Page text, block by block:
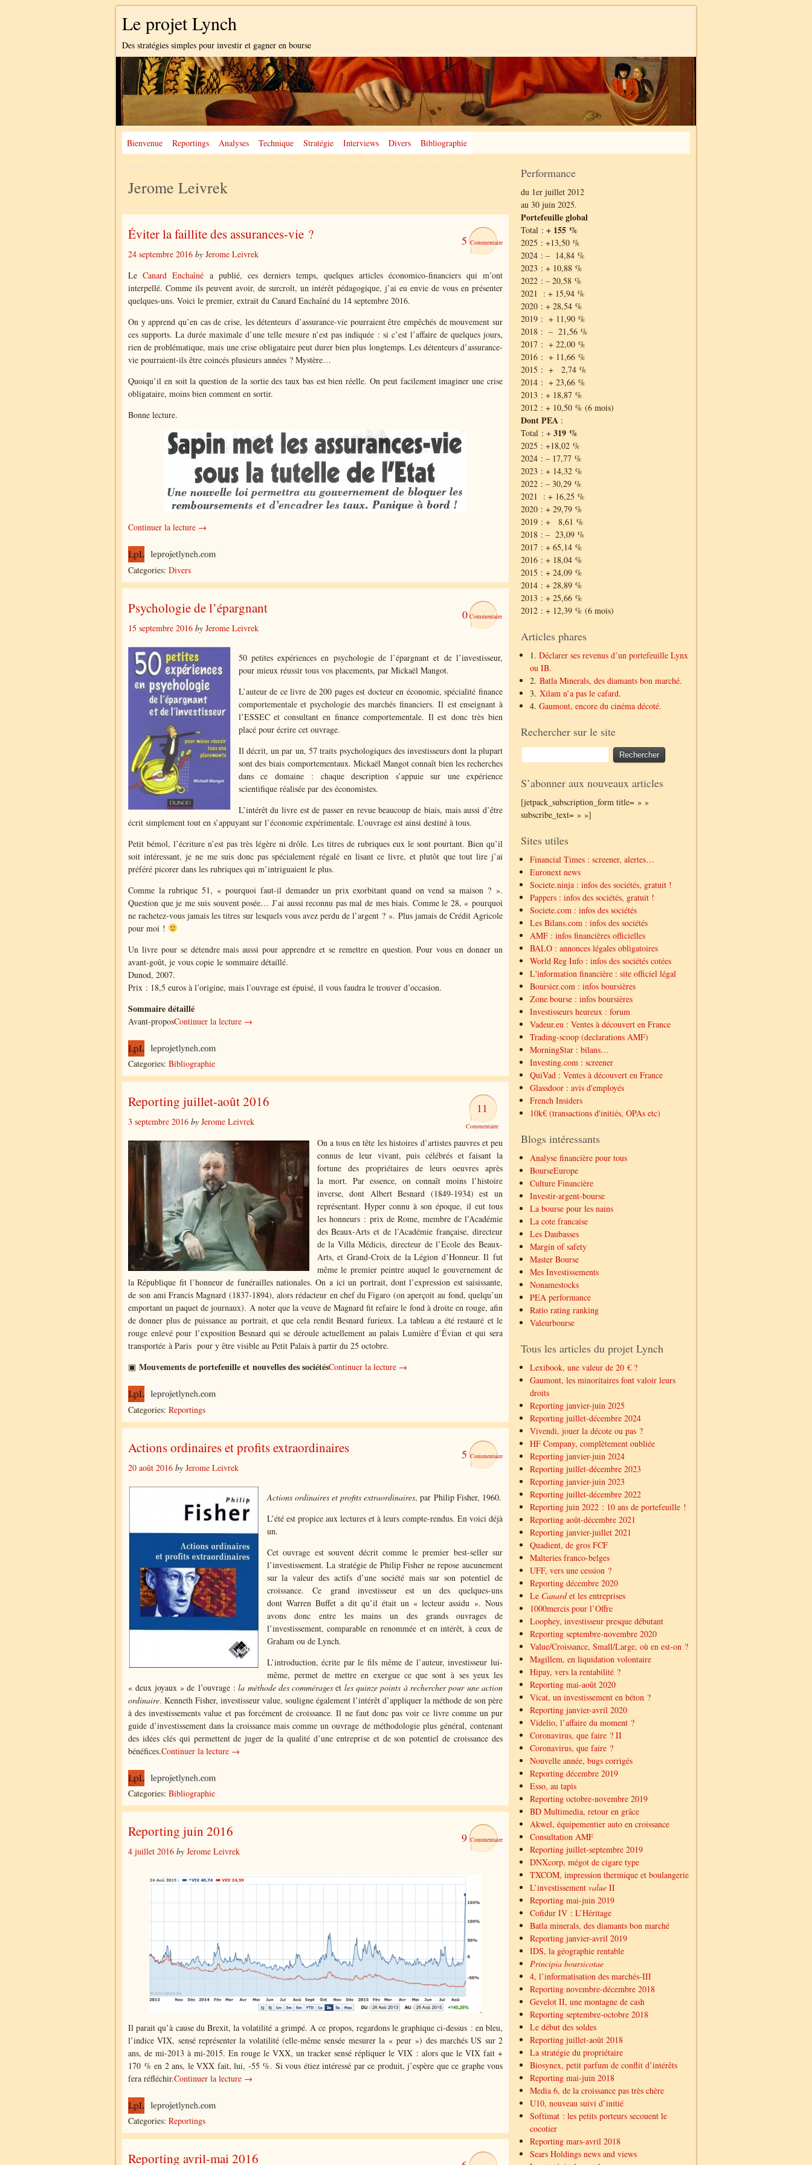
Le projet Lynch
Des stratégies simples pour investir et gagner en bourse
Bienvenue Reportings Analyses Technique Stratégie Interviews Divers Bibliographie
Jerome Leivrek
5
Éviter la faillite des assurances-vie ?
24 septembre 2016 by Jerome Leivrek
Le Canard Enchaîné a publié, ces derniers temps, quelques articles économico-financiers qui m’ont
interpellé. Comme ils peuvent avoir, de surcroît, un intérêt pédagogique, j’ai eu envie de vous en présenter
quelques-uns. Voici le premier, extrait du Canard Enchaîné du 14 septembre 2016.
On y apprend qu’en cas de crise, les détenteurs d’assurance-vie pourraient être empêchés de mouvement sur
ces supports. La durée maximale d’une telle mesure n’est pas indiquée : si c’est l’affaire de quelques jours,
rien de problématique, mais une crise obligataire peut durer bien plus longtemps. Les détenteurs d’assurance-
vie pourraient-ils être coincés plusieurs années ? Mystère…
Quoiqu’il en soit la question de la sortie des taux bas est bien réelle. On peut facilement imaginer une crise
obligataire, moins bien comment en sortir.
Bonne lecture.
Continuer la lecture →
Categories: Divers
0
Psychologie de l’épargnant
15 septembre 2016 by Jerome Leivrek
50 petites expériences en psychologie de l’épargnant et de l’investisseur,
pour mieux réussir tous vos placements, par Mickaël Mangot.
L’auteur de ce livre de 200 pages est docteur en économie, spécialité finance
comportementale et psychologie des marchés financiers. Il est enseignant à
l’ESSEC et consultant en finance comportementale. Il est donc très bien
placé pour écrire cet ouvrage.
Il décrit, un par un, 57 traits psychologiques des investisseurs dont la plupart
sont des biais comportementaux. Mickaël Mangot connaît bien les recherches
dans ce domaine : chaque description s’appuie sur une expérience
scientifique réalisée par des économistes.
L’intérêt du livre est de passer en revue beaucoup de biais, mais aussi d’être
écrit simplement tout en s’appuyant sur l’économie expérimentale. L’ouvrage est ainsi destiné à tous.
Petit bémol, l’écriture n’est pas très légère ni drôle. Les titres de rubriques eux le sont pourtant. Bien qu’il
soit intéressant, je ne me suis donc pas spécialement régalé en lisant ce livre, et plutôt que tout lire j’ai
préféré picorer dans les rubriques qui m’intriguaient le plus.
Comme la rubrique 51, « pourquoi faut-il demander un prix exorbitant quand on vend sa maison ? ».
Question que je me suis souvent posée… J’ai aussi reconnu pas mal de mes biais. Comme le 28, « pourquoi
ne rachetez-vous jamais les titres sur lesquels vous avez perdu de l’argent ? ». Plus jamais de Crédit Agricole
pour moi !
Un livre pour se détendre mais aussi pour apprendre et se remettre en question. Pour vous en donner un
avant-goût, je vous copie le sommaire détaillé.
Dunod, 2007.
Prix : 18,5 euros à l’origine, mais l’ouvrage est épuisé, il vous faudra le trouver d’occasion.
Sommaire détaillé
Avant-proposContinuer la lecture →
Categories: Bibliographie
11
Reporting juillet-août 2016
3 septembre 2016 by Jerome Leivrek
On a tous en tête les histoires d’artistes pauvres et peu
connus de leur vivant, puis célébrés et faisant la
fortune des propriétaires de leurs oeuvres après
la mort. Par essence, on connaît moins l’histoire
inverse, dont Albert Besnard (1849-1934) est un
représentant. Hyper connu à son époque, il eut tous
les honneurs : prix de Rome, membre de l’Académie
des Beaux-Arts et de l’Académie française, directeur
de la Villa Médicis, directeur de l’Ecole des Beaux-
Arts, et Grand-Croix de la Légion d’Honneur. Il fut
même le premier peintre auquel le gouvernement de
la République fit l’honneur de funérailles nationales. On a ici un portrait, dont l’expression est saisissante,
de son ami Francis Magnard (1837-1894), alors rédacteur en chef du Figaro (on aperçoit au fond, quelqu’un
emportant un paquet de journaux). A noter que la veuve de Magnard fit refaire le fond à droite en rouge, afin
de donner plus de puissance au portrait, et que cela rendit Besnard furieux. La tableau a été restauré et le
rouge enlevé pour l’exposition Besnard qui se déroule actuellement au palais Lumière d’Évian et qui sera
transportée à Paris pour y être visible au Petit Palais à partir du 25 octobre.
▣ Mouvements de portefeuille et nouvelles des sociétésContinuer la lecture →
Categories: Reportings
5
Actions ordinaires et profits extraordinaires
20 août 2016 by Jerome Leivrek
Actions ordinaires et profits extraordinaires, par Philip Fisher, 1960.
L’été est propice aux lectures et à leurs compte-rendus. En voici déjà
un.
Cet ouvrage est souvent décrit comme le premier best-seller sur
l’investissement. La stratégie de Philip Fisher ne repose aucunement
sur la valeur des actifs d’une société mais sur son potentiel de
croissance. Ce grand investisseur est un des quelques-uns
dont Warren Buffet a dit qu’il était un « lecteur assidu ». Nous
avons donc entre les mains un des grands ouvrages de
l’investissement, comparable en renommée et en intérêt, à ceux de
Graham ou de Lynch.
L’introduction, écrite par le fils même de l’auteur, investisseur lui-
même, permet de mettre en exergue ce que sont à ses yeux les
« deux joyaux » de l’ouvrage :la méthode des commérages et les quinze points à rechercher pour une action
ordinaire. Kenneth Fisher, investisseur value, souligne également l’intérêt d’appliquer la méthode de son père
à des investissements value et pas forcément de croissance. Il ne faut donc pas voir ce livre comme un pur
guide d’investissement dans la croissance mais comme un ouvrage de méthodologie plus général, contenant
des idées clés qui permettent de juger de la qualité d’une entreprise et de son potentiel de croissance des
bénéfices.Continuer la lecture →
Categories: Bibliographie
9
Reporting juin 2016
4 juillet 2016 by Jerome Leivrek
Il parait qu’à cause du Brexit, la volatilité a grimpé. A ce propos, regardons le graphique ci-dessus : en bleu,
l’indice VIX, sensé représenter la volatilité (elle-même sensée mesurer la « peur ») des marchés US sur 2
ans, de mi-2013 à mi-2015. En rouge le VXX, un tracker sensé répliquer le VIX : alors que le VIX fait +
170 % en 2 ans, le VXX fait, lui, -55 %. Si vous étiez intéressé par ce produit, j’espère que ce graphe vous
fera réfléchir.Continuer la lecture →
Categories: Reportings
Reporting avril-mai 2016
Performance
du 1er juillet 2012
au 30 juin 2025.
Portefeuille global
Total : + 155 %
2025 : +13,50 %
2024 : – 14,84 %
2023 : + 10,88 %
2022 : – 20,58 %
2021 : + 15,94 %
2020 : + 28,54 %
2019 : + 11,90 %
2018 : – 21,56 %
2017 : + 22,00 %
2016 : + 11,66 %
2015 : + 2,74 %
2014 : + 23,66 %
2013 : + 18,87 %
2012 : + 10,50 % (6 mois)
Dont PEA :
Total : + 319 %
2025 : +18,02 %
2024 : – 17,77 %
2023 : + 14,32 %
2022 : – 30,29 %
2021 : + 16,25 %
2020 : + 29,79 %
2019 : + 8,61 %
2018 : – 23,09 %
2017 : + 65,14 %
2016 : + 18,04 %
2015 : + 24,09 %
2014 : + 28,89 %
2013 : + 25,66 %
2012 : + 12,39 % (6 mois)
Articles phares
1. Déclarer ses revenus d’un portefeuille Lynx
ou IB.
2. Batla Minerals, des diamants bon marché.
3. Xilam n’a pas le cafard.
4. Gaumont, encore du cinéma décoté.
Rechercher sur le site
S’abonner aux nouveaux articles
[jetpack_subscription_form title= » »
subscribe_text= » »]
Sites utiles
Financial Times : screener, alertes…
Euronext news
Societe.ninja : infos des sociétés, gratuit !
Pappers : infos des sociétés, gratuit !
Societe.com : infos des sociétés
Les Bilans.com : infos des sociétés
AMF : infos financières officielles
BALO : annonces légales obligatoires
World Reg Info : infos des sociétés cotées
L'information financière : site officiel légal
Boursier.com : infos boursières
Zone bourse : infos boursières
Investisseurs heureux : forum
Vadeur.eu : Ventes à découvert en France
Trading-scoop (declarations AMF)
MorningStar : bilans…
Investing.com : screener
QuiVad : Ventes à découvert en France
Glassdoor : avis d'employés
French Insiders
10k€ (transactions d'initiés, OPAs etc)
Blogs intéressants
Analyse financière pour tous
BourseEurope
Culture Financière
Investir-argent-bourse
La bourse pour les nains
La cote francaise
Les Daubasses
Margin of safety
Master Bourse
Mes Investissements
Nonamestocks
PEA performance
Ratio rating ranking
Valeurbourse
Tous les articles du projet Lynch
Lexibook, une valeur de 20 € ?
Gaumont, les minoritaires font valoir leurs
droits
Reporting janvier-juin 2025
Reporting juillet-décembre 2024
Vivendi, jouer la décote ou pas ?
HF Company, complètement oubliée
Reporting janvier-juin 2024
Reporting juillet-décembre 2023
Reporting janvier-juin 2023
Reporting juillet-décembre 2022
Reporting juin 2022 : 10 ans de portefeuille !
Reporting août-décembre 2021
Reporting janvier-juillet 2021
Quadient, de gros FCF
Malteries franco-belges
UFF, vers une cession ?
Reporting décembre 2020
Le Canardet les entreprises
1000mercis pour l’Offre
Loophey, investisseur presque débutant
Reporting septembre-novembre 2020
Value/Croissance, Small/Large, où en est-on ?
Magillem, en liquidation volontaire
Hipay, vers la rentabilité ?
Reporting mai-août 2020
Vicat, un investissement en béton ?
Reporting janvier-avril 2020
Videlio, l’affaire du moment ?
Coronavirus, que faire ? II
Coronavirus, que faire ?
Nouvelle année, bugs corrigés
Reporting décembre 2019
Esso, au tapis
Reporting octobre-novembre 2019
BD Multimedia, retour en grâce
Akwel, équipementier auto en croissance
Consultation AMF
Reporting juillet-septembre 2019
DNXcorp, mégot de cigare type
TXCOM, impression thermique et boulangerie
L’investissement value II
Reporting mai-juin 2019
Cofidur IV : L’Héritage
Batla minerals, des diamants bon marché
Reporting janvier-avril 2019
IDS, la géographie rentable
Principia boursicotae
4, l’informatisation des marchés-III
Reporting novembre-décembre 2018
Gevelot II, une montagne de cash
Reporting septembre-octobre 2018
Le début des soldes
Reporting juillet-août 2018
La stratégie du propriétaire
Biosynex, petit parfum de conflit d’intérêts
Reporting mai-juin 2018
Media 6, de la croissance pas très chère
U10, nouveau suivi d’initié
Softimat : les petits porteurs secouent le
cocotier
Reporting mars-avril 2018
Sears Holdings news and views